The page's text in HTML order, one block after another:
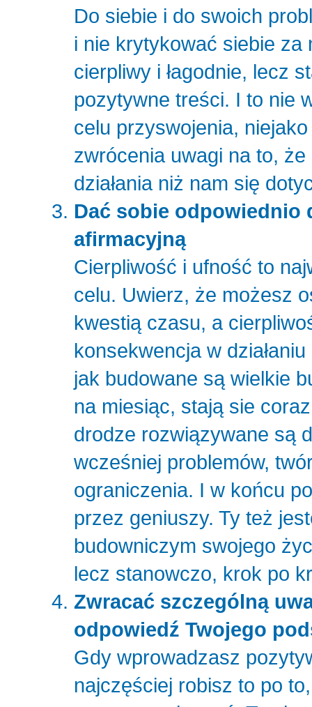
Do siebie i do swoich
i nie krytykować siebie za
cierpliwy i łagodnie, lecz
pozytywne treści. I to nie
celu przyswojenia,
zwrócenia uwagi na to,
działania niż nam się
Dać sobie odpowiednio
afirmacyjną
Cierpliwość i ufność to
celu. Uwierz, że możesz
kwestią czasu, a
konsekwencja w
jak budowane są wielkie
na miesiąc, stają sie
drodze rozwiązywane są
wcześniej problemów,
ograniczenia. I w końcu
przez geniuszy. Ty też
budowniczym swojego
lecz stanowczo, krok po
Zwracać szczególną
odpowiedź Twojego
Gdy wprowadzasz
najczęściej robisz to po